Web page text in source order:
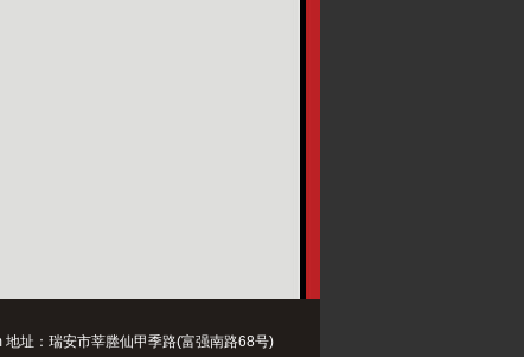
址：瑞安市莘塍仙甲季路(富强南路68号)